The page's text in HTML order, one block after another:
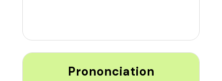
Prononciation